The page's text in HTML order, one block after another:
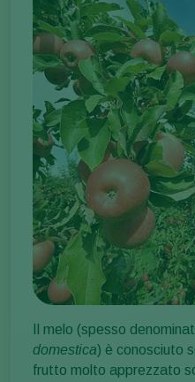
Il melo (spesso
domestica) è conosciuto
frutto molto apprezzato